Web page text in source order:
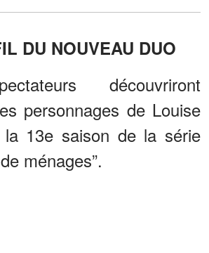
DU NOUVEAU DUO
découvriront
personnages de Louise
13e saison de la série
ménages”.